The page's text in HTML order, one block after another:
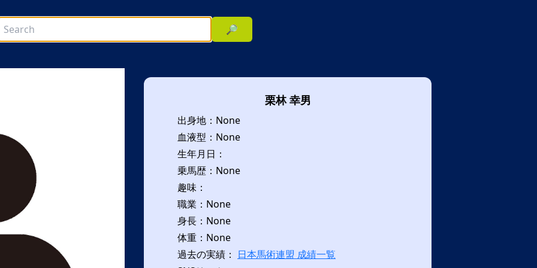
🔎
栗林 幸男
出身地：None
血液型：None
生年月日：
乗馬歴：None
趣味：
職業：None
身長：None
体重：None
過去の実績： 日本馬術連盟 成績一覧